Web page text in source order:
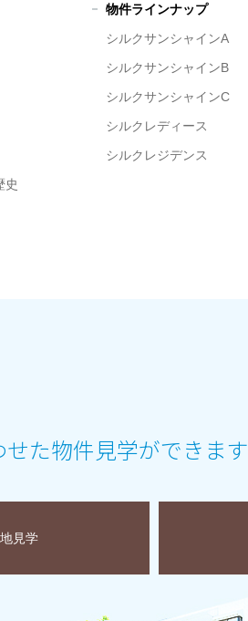
史
物件ラインナップ
シルクサンシャインA
シルクサンシャインB
シルクサンシャインC
シルクレディース
シルクレジデンス
せた物件見学ができます
見学